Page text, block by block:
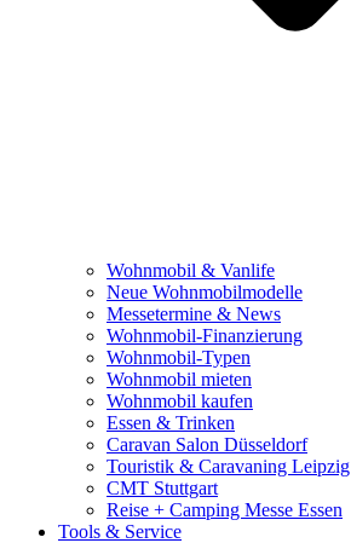
Wohnmobil & Vanlife
Neue Wohnmobilmodelle
Messetermine & News
Wohnmobil-Finanzierung
Wohnmobil-Typen
Wohnmobil mieten
Wohnmobil kaufen
Essen & Trinken
Caravan Salon Düsseldorf
Touristik & Caravaning Leipzig
CMT Stuttgart
Reise + Camping Messe Essen
Tools & Service